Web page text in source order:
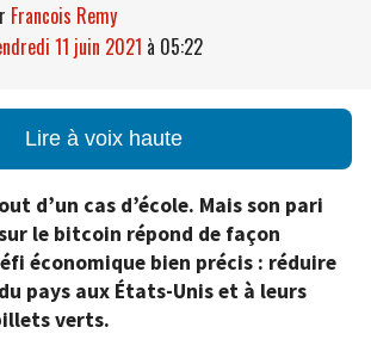
Francois Remy
11 juin 2021 à 05:22
Lire à voix haute
d’un cas d’école. Mais son pari
le bitcoin répond de façon
économique bien précis : réduire
pays aux États-Unis et à leurs
verts.